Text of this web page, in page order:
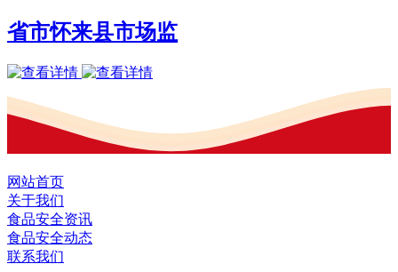
省市怀来县市场监
网站首页
关于我们
食品安全资讯
食品安全动态
联系我们